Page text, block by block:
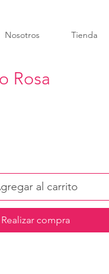
Nosotros Tienda
Rosa
al carrito
Realizar compra